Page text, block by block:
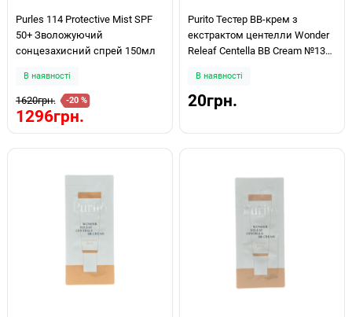
Purles 114 Protective Mist SPF
50+ Зволожуючий
сонцезахисний спрей 150мл
В наявності
1620грн. -20 %
1296грн.
Purito Тестер BB-крем з
екстрактом центелли Wonder
Releaf Centella BB Cream №13
В наявності
20грн.